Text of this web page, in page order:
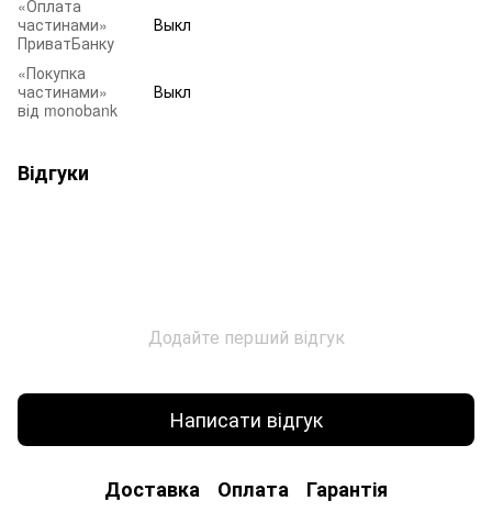
«Оплата
частинами»
ПриватБанку
Выкл
«Покупка
частинами»
від monobank
Выкл
Відгуки
Додайте перший відгук
Написати відгук
Доставка Оплата Гарантія